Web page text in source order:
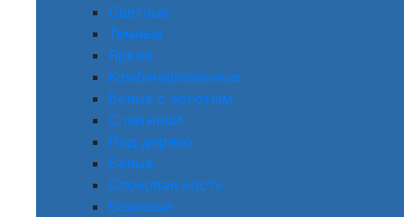
Светлые
Темные
Яркие
Комбинированные
Белые с золотым
С патиной
Под дерево
Белые
Слоновая кость
Бежевые